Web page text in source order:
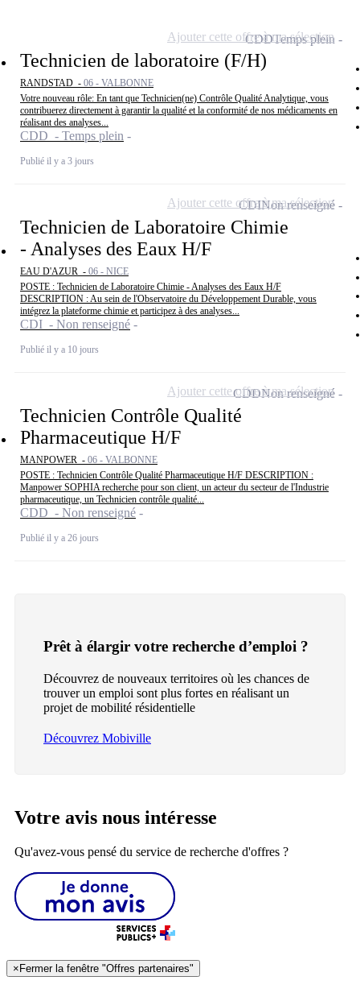
Technicien de laboratoire (F/H)
RANDSTAD - 06 - VALBONNE
Votre nouveau rôle: En tant que Technicien(ne) Contrôle Qualité Analytique, vous
contribuerez directement à garantir la qualité et la conformité de nos médicaments en
réalisant des analyses...
CDD - Temps plein
Publié il y a 3 jours
CDDTemps plein
Ajouter cette offre à ma sélection
Technicien de Laboratoire Chimie
- Analyses des Eaux H/F
EAU D'AZUR - 06 - NICE
POSTE : Technicien de Laboratoire Chimie - Analyses des Eaux H/F
DESCRIPTION : Au sein de l'Observatoire du Développement Durable, vous
intégrez la plateforme chimie et participez à des analyses...
CDI - Non renseigné
Publié il y a 10 jours
CDINon renseigné
Ajouter cette offre à ma sélection
Technicien Contrôle Qualité
Pharmaceutique H/F
MANPOWER - 06 - VALBONNE
POSTE : Technicien Contrôle Qualité Pharmaceutique H/F DESCRIPTION :
Manpower SOPHIA recherche pour son client, un acteur du secteur de l'Industrie
pharmaceutique, un Technicien contrôle qualité...
CDD - Non renseigné
Publié il y a 26 jours
CDDNon renseigné
Ajouter cette offre à ma sélection
Prêt à élargir votre recherche d’emploi ?
Découvrez de nouveaux territoires où les chances de
trouver un emploi sont plus fortes en réalisant un
projet de mobilité résidentielle
Découvrez Mobiville
Votre avis nous intéresse
Qu'avez-vous pensé du service de recherche d'offres ?
× Fermer la fenêtre "Offres partenaires"